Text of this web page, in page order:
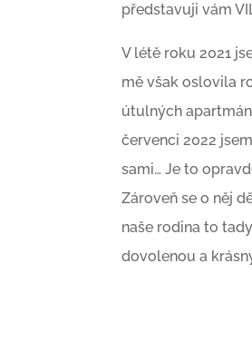
představuji vám
V létě roku 2021
mě však oslovila
útulných
červenci 2022
sami… Je to
Zároveň se o něj
naše rodina to
dovolenou a